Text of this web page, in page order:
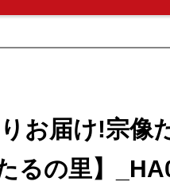
お届け!宗像
るの里】